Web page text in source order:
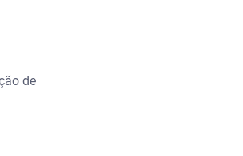
de